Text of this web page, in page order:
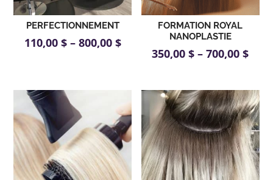
PERFECTIONNEMENT
110,00 $– 800,00 $
FORMATION ROYAL
NANOPLASTIE
350,00$ –700,00$